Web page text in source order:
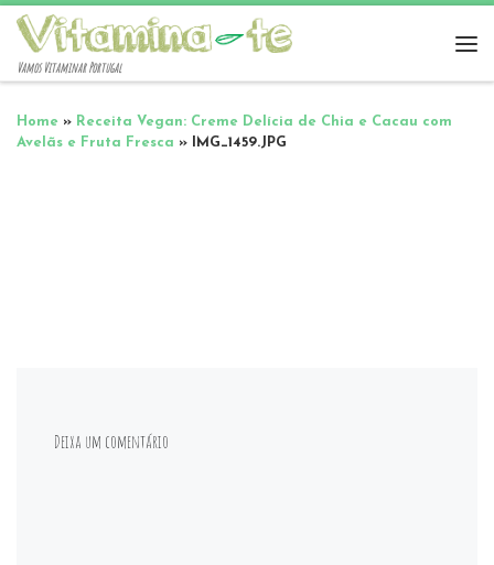
Vamos Vitaminar Portugal
Home » Receita Vegan: Creme Delícia de Chia e Cacau com
Avelãs e Fruta Fresca » IMG_1459.JPG
Deixa um comentário